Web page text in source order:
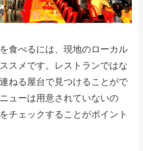
食べるには、現地のローカル
スメです。レストランではな
ねる屋台で見つけることがで
ューは用意されていないの
チェックすることがポイント